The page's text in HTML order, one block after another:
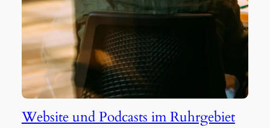
Website und Podcasts im Ruhrgebiet